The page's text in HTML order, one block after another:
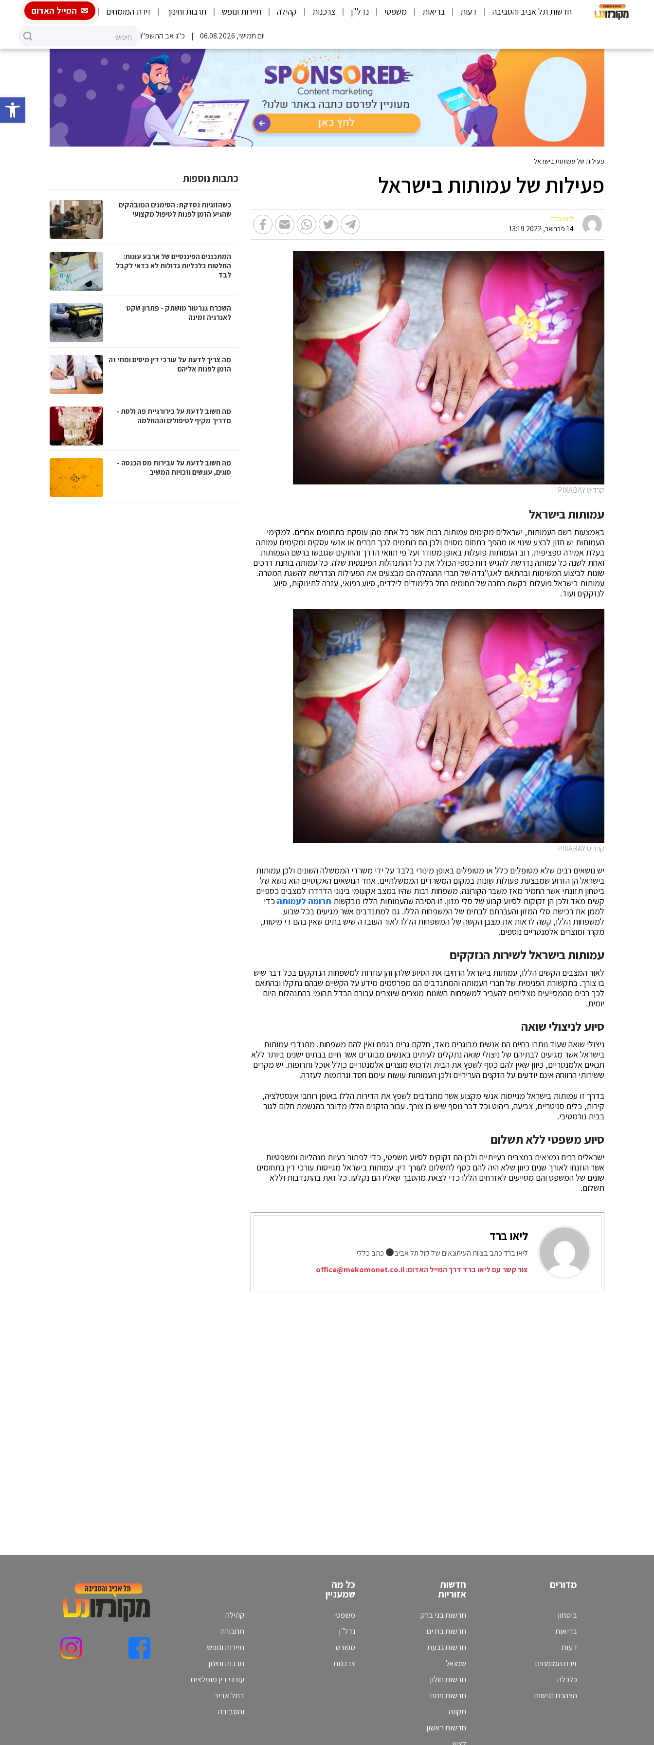
פתח
חדשות תל אביב והסביבה דעות בריאות משפטי נדל"ן צרכנות קהילה תיירות ונופש תרבות וחינוך זירת המומחים המייל האדום
יום חמישי, 06.08.2026 כ"ג אב התשפ"ו
פעילות של עמותות בישראל
פעילות של עמותות בישראל
ליאו ברד
14 פברואר, 2022 13:19
קרדיט PIXABAY
עמותות בישראל
באמצעות רשם העמותות, ישראלים מקימים עמותות רבות אשר כל אחת מהן עוסקת בתחומים אחרים. למקימי
העמותות יש חזון לבצע שינוי או מהפך בתחום מסוים ולכן הם רותמים לכך חברים או אנשי עסקים ומקימים עמותה
בעלת אמירה ספציפית. רוב העמותות פועלות באופן מסודר ועל פי תוואי הדרך והחוקים שגובשו ברשם העמותות
ואחת לשנה כל עמותה נדרשת להגיש דוח כספי הכולל את כל ההתנהלות הפיננסית שלה. כל עמותה בוחנת דרכים
שונות לביצוע המשימות ובהתאם לאג\'נדה של חברי ההנהלה הם מבצעים את הפעילות הנדרשת להשגת המטרה.
עמותות בישראל פועלות בקשת רחבה של תחומים החל בלימודים לילדים, סיוע רפואי, עזרה לתינוקות, סיוע
לנזקקים ועוד.
קרדיט PIXABAY
יש נושאים רבים שלא מטופלים כלל או מטופלים באופן מינורי בלבד על ידי משרדי הממשלה השונים ולכן עמותות
בישראל הן הזרוע שמבצעת פעולות שונות במקום המשרדים הממשלתיים. אחד הנושאים האקוטיים הוא נושא של
ביטחון תזונתי אשר החמיר מאז משבר הקורונה. משפחות רבות שהיו במצב אקונומי בינוני הדרדרו למצבים כספיים
קשים מאד ולכן הן זקוקות לסיוע קבוע של סלי מזון. זו הסיבה שהעמותות הללו מבקשות תרומה לעמותה כדי
לממן את רכישת סלי המזון והעברתם לבתים של המשפחות הללו. גם למתנדבים אשר מגיעים בכל שבוע
למשפחות הללו, קשה לראות את מצבן הקשה של המשפחות הללו לאור העובדה שיש בתים שאין בהם די מיטות,
מקרר ומוצרים אלמנטריים נוספים.
עמותות בישראל לשירות הנזקקים
לאור המצבים הקשים הללו, עמותות בישראל הרחיבו את הסיוע שלהן והן עוזרות למשפחות הנזקקים בכל דבר שיש
בו צורך. בתקשורת הפנימית של חברי העמותה והמתנדבים הם מפרסמים מידע על הקשיים שבהם נתקלו ובהתאם
לכך רבים מהמסייעים מצליחים להעביר למשפחות השונות מוצרים שיוצרים עבורם הבדל תהומי בהתנהלות היום
יומית.
סיוע לניצולי שואה
ניצולי שואה שעוד נותרו בחיים הם אנשים מבוגרים מאד, חלקם גרים בגפם ואין להם משפחות. מתנדבי עמותות
בישראל אשר מגיעים לבתיהם של ניצולי שואה נתקלים לעיתים באנשים מבוגרים אשר חיים בבתים ישנים ביותר ללא
תנאים אלמנטריים, כיוון שאין להם כסף לשפץ את הבית ולרכוש מוצרים אלמנטריים כולל אוכל ותרופות. יש מקרים
ששירותי הרווחה אינם יודעים על הזקנים העריריים ולכן העמותות עושות עימם חסד ונרתמות לעזרה.
בדרך זו עמותות בישראל מגייסות אנשי מקצוע אשר מתנדבים לשפץ את הדירות הללו באופן רוחבי אינסטלציה,
קירות, כלים סניטריים, צביעה, ריהוט וכל דבר נוסף שיש בו צורך. עבור הזקנים הללו מדובר בהגשמת חלום לגור
בבית נורמטיבי.
סיוע משפטי ללא תשלום
ישראלים רבים נמצאים במצבים בעייתיים ולכן הם זקוקים לסיוע משפטי, כדי לפתור בעיות מנהליות ומשפטיות
אשר הוזנחו לאורך שנים כיוון שלא היה להם כסף לתשלום לעורך דין. עמותות בישראל מגייסות עורכי דין בתחומים
שונים של המשפט והם מסייעים לאזרחים הללו כדי לצאת מהסבך שאליו הם נקלעו. כל זאת בהתנדבות וללא
תשלום.
ליאו ברד
ליאו ברד כתב בצוות העיתונאים של קול תל אביב
כתב כללי
צור קשר עם ליאו ברד דרך המייל האדום:office@mekomonet.co.il
כתבות נוספות
כשהזוגיות נסדקת: הסימנים המובהקים
שהגיע הזמן לפנות לטיפול מקצועי
המתכננים הפיננסיים של ארבע עונות:
החלטות כלכליות גדולות לא כדאי לקבל
לבד
השכרת גנרטור מושתק - פתרון שקט
לאנרגיה זמינה
מה צריך לדעת על עורכי דין מיסים ומתי זה
הזמן לפנות אליהם
מה חשוב לדעת על כירורגיית פה ולסת -
מדריך מקיף לטיפולים וההחלמה
מה חשוב לדעת על עבירות מס הכנסה -
סוגים, עונשים וזכויות המשיב
מדורים
ביטחון
בריאות
דעות
זירת המומחים
כלכלה
הצהרת נגישות
חדשות
אזוריות
חדשות בני ברק
חדשות בת ים
חדשות גבעת
שמואל
חדשות חולון
חדשות פתח
תקווה
חדשות ראשון
כל מה
שמעניין
משפטי
נדל"ן
ספורט
צרכנות
קהילה
תחבורה
תיירות ונופש
תרבות וחינוך
עורכי דין מומלצים
בתל אביב
והסביבה